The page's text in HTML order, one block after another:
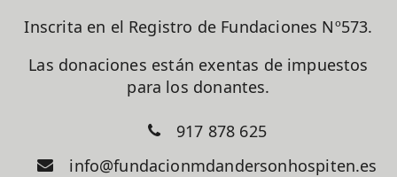
Inscrita en el Registro de Fundaciones Nº573.
Las donaciones están exentas de impuestos
para los donantes.
917 878 625
info@fundacionmdandersonhospiten.es